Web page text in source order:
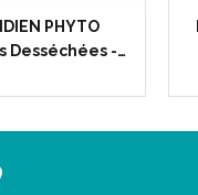
PHYTO
Desséchées -…